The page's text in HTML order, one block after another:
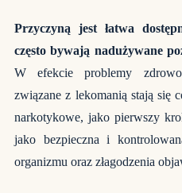
Przyczyną jest łatwa
często bywają nadużywane
W efekcie problemy
związane z lekomanią stają się
narkotykowe, jako pierwszy
jako bezpieczna i
organizmu oraz złagodzenia